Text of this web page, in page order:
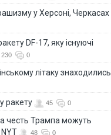
у Херсоні, Черкасах
DF-17, яку існуючі
230 0
літаку знаходились
ракету 45 0
честь Трампа можуть
48 0